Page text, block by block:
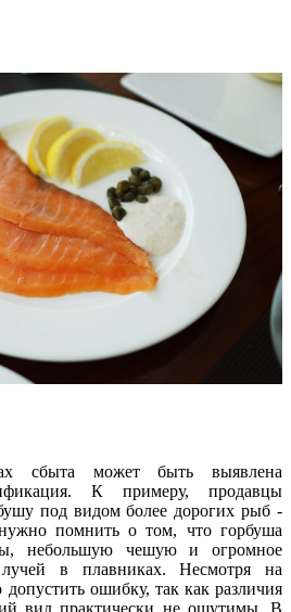
сбыта может быть выявлена
К примеру, продавцы
под видом более дорогих рыб -
помнить о том, что горбуша
небольшую чешую и огромное
лучей в плавниках. Несмотря на
ошибку, так как различия